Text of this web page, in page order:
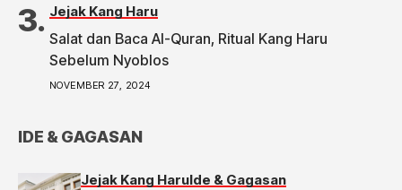
Politic ke Bawaslu, Segini Nominalnya,
https://priangan.tribunnews.com/2024/11/30/2-
ketua-rw-di-bandung-laporkan-dugaan-money-
Jejak Kang Haru
Salat dan Baca Al-Quran, Ritual Kang Haru
Sebelum Nyoblos
NOVEMBER 27, 2024
IDE & GAGASAN
Jejak Kang HaruIde & Gagasan